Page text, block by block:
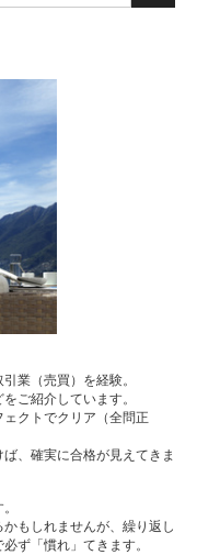
業（売買）を経験。
ご紹介しています。
クトでクリア（全問正
、確実に合格が見えてきま
もしれませんが、繰り返し
ず「慣れ」てきます。